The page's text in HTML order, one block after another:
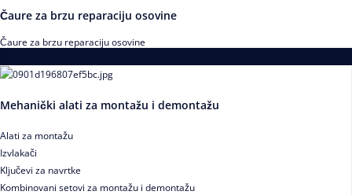
Čaure za brzu reparaciju osovine
Čaure za brzu reparaciju osovine
Mehanički alati za montažu i demontažu
Alati za montažu
Izvlakači
Ključevi za navrtke
Kombinovani setovi za montažu i demontažu